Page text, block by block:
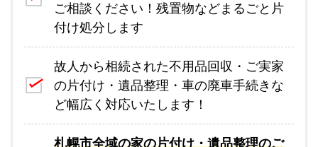
ご相談ください！残置物などまるごと片
付け処分します
故人から相続された不用品回収・ご実家
の片付け・遺品整理・車の廃車手続きな
ど幅広く対応いたします！
札幌市全域の家の片付け・遺品整理のご